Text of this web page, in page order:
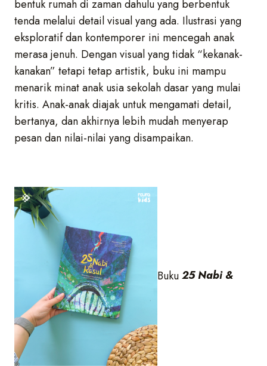
bentuk rumah di zaman dahulu yang berbentuk
tenda melalui detail visual yang ada. Ilustrasi yang
eksploratif dan kontemporer ini mencegah anak
merasa jenuh. Dengan visual yang tidak “kekanak-
kanakan” tetapi tetap artistik, buku ini mampu
menarik minat anak usia sekolah dasar yang mulai
kritis. Anak-anak diajak untuk mengamati detail,
bertanya, dan akhirnya lebih mudah menyerap
pesan dan nilai-nilai yang disampaikan.
Buku25 Nabi &